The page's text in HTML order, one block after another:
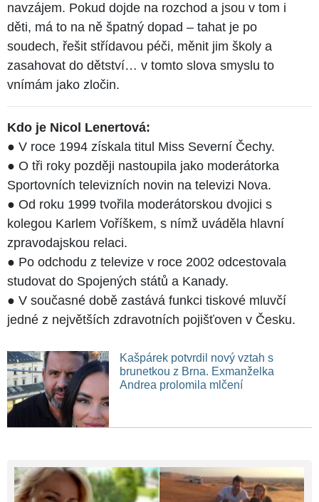
navzájem. Pokud dojde na rozchod a jsou v tom i
děti, má to na ně špatný dopad – tahat je po
soudech, řešit střídavou péči, měnit jim školy a
zasahovat do dětství… v tomto slova smyslu to
vnímám jako zločin.
Kdo je Nicol Lenertová:
● V roce 1994 získala titul Miss Severní Čechy.
● O tři roky později nastoupila jako moderátorka
Sportovních televizních novin na televizi Nova.
● Od roku 1999 tvořila moderátorskou dvojici s
kolegou Karlem Voříškem, s nímž uváděla hlavní
zpravodajskou relaci.
● Po odchodu z televize v roce 2002 odcestovala
studovat do Spojených států a Kanady.
● V současné době zastává funkci tiskové mluvčí
jedné z největších zdravotních pojišťoven v Česku.
Kašpárek potvrdil nový vztah s
brunetkou z Brna. Exmanželka
Andrea prolomila mlčení